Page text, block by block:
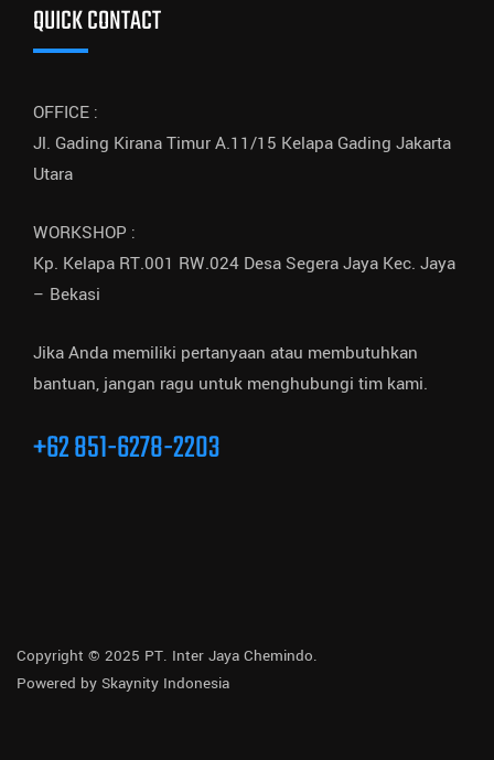
QUICK CONTACT
OFFICE :
Jl. Gading Kirana Timur A.11/15 Kelapa Gading Jakarta
Utara
WORKSHOP :
Kp. Kelapa RT.001 RW.024 Desa Segera Jaya Kec. Jaya
– Bekasi
Jika Anda memiliki pertanyaan atau membutuhkan
bantuan, jangan ragu untuk menghubungi tim kami.
+62 851-6278-2203
Copyright © 2025 PT. Inter Jaya Chemindo.
Powered by Skaynity Indonesia